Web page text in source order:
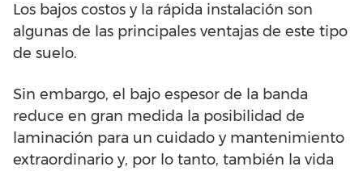
Los bajos costos y la rápida instalación son
algunas de las principales ventajas de este tipo
de suelo.
Sin embargo, el bajo espesor de la banda
reduce en gran medida la posibilidad de
laminación para un cuidado y mantenimiento
extraordinario y, por lo tanto, también la vida